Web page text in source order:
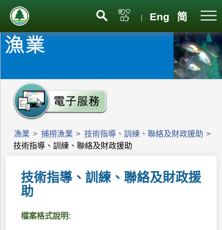
| Eng 简
漁業 > 捕撈漁業 > 技術指導、訓練、聯絡及財政援助 >
技術指導、訓練、聯絡及財政援助
技術指導、訓練、聯絡及財政援
助
檔案格式說明: